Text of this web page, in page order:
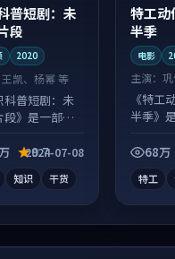
普短剧：未
段
2020
王凯、杨幂 等
科普短剧：未
段》是一部悬
端观看，细节
9.7
2024-07-08
知识 干货
特工动
半季
电影
主演：
《特工
半季》
齐全，
68万
特工